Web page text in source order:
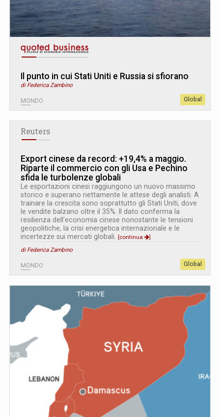
Il punto in cui Stati Uniti e Russia si sfiorano
di Federica Zambino
MONDO Global
Reuters
Export cinese da record: +19,4% a maggio.
Riparte il commercio con gli Usa e Pechino
sfida le turbolenze globali
Le esportazioni cinesi raggiungono un nuovo massimo
storico e superano nettamente le attese degli analisti. A
trainare la crescita sono soprattutto gli Stati Uniti, dove
le vendite balzano oltre il 35%. Il dato conferma la
resilienza dell'economia cinese nonostante le tensioni
geopolitiche, la crisi energetica internazionale e le
incertezze sui mercati globali. [continua
]
di Federica Zambino
MONDO Global